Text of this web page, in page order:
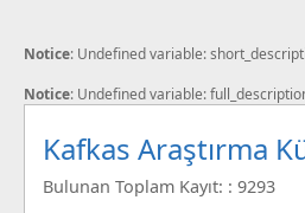
Notice: Undefined variable:
Notice: Undefined variable:
Kafkas Araştırma
Bulunan Toplam Kayıt: : 9293